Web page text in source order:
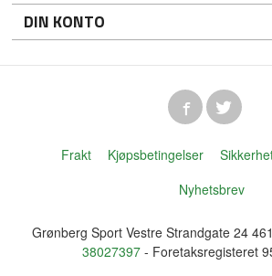
DIN KONTO
Frakt Kjøpsbetingelser
Nyhetsbrev
Grønberg Sport Vestre Strandgate 24
38027397- Foretaksregisteret